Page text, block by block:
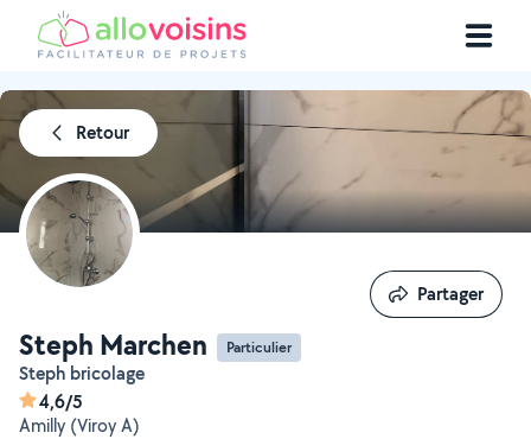
Retour
Steph Marchen Particulier
Steph bricolage
4,6/5
Amilly (Viroy A)
Partager
Partager